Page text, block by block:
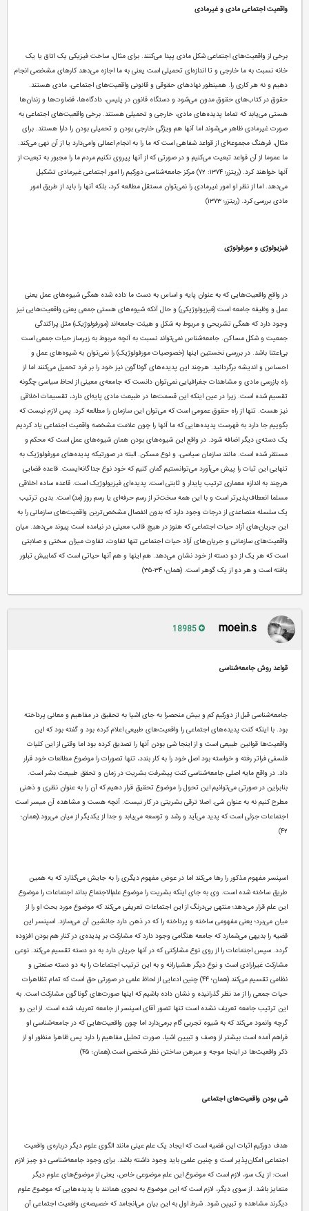
واقعیت اجتماعی مادی و غیرمادی
برخی از واقعیت‌های اجتماعی شکل مادی پیدا می‌کنند. برای مثال، ساخت فیزیکی یک اتاق یا یک
خانه نسبت به ما خارجی و تا اندازه‌ای تحمیلی است یعنی به ما اجازه می‌دهد کارهای مشخصی انجام
دهیم و نه هر کاری را. همینطور نهادهای حقوقی و قانونی واقعیت‌های اجتماعی، مادی هستند.
حقوق در کتاب‌های حقوق مدون می‌شود و دستگاه قانون در پلیس، دادگاه‌ها، قضاوت‌ها و زندان‌ها
هستی می‌یابد که تماما پدیده‌های مادی، خارجی و تحمیلی هستند. برخی واقعیت‌های اجتماعی به
صورت غیرمادی ظاهر می‌شوند اما آنها هم ویژگی خارجی بودن و تحمیلی بودن را دارا هستند. برای
مثال، فرهنگ مجموعه‌ای از قواعد شفاهی است که ما را به انجام اعمالی وامی‌دارد یا از آن نهی می‌کند.
ما عموما از آن قواعد تبعیت می‌کنیم و در صورتی که از آنها پیروی نکنیم مردم ما را مجبور به تبعیت از
آنها خواهند کرد. (ریتزر؛ ۱۳۷۴: ۷۲) مرکز جامعه‌شناسی دورکیم را امور اجتماعی غیرمادی تشکیل
می‌دهد. اما از نظر او امور غیرمادی را نمی‌توان مستقل مطالعه کرد، بلکه آنها را باید از طریق امور
مادی بررسی کرد. (ریتزر؛ ۱۳۷۳)
فیزیولوژی و مورفولوژی
در واقع واقعیت‌هایی که به عنوان پایه و اساس به دست ما داده شده همگی شیوه‌های عمل یعنی
عمل و وظیفه جامعه است (فیزیولوژیکی) و حال آنکه شیوه‌های هستی جمعی یعنی واقعیت‌هایی نیز
وجود دارد که همگی تشریحی و مربوط به شکل و هیئت جامعه‌اند (مورفولوژیک) مثل پراکندگی
جمعیت و شکل مساکن. جامعه‌شناس نمی‌تواند نسبت به آنچه مربوط به زیرساز حیات جمعی است
بی‌اعتنا باشد. در بررسی نخستین اینها (خصوصیات مورفولوژیک) را نمی‌توان به شیوه‌های عمل و
احساس و اندیشه برگردانید. هرچند این پدیده‌های گوناگون نیز خود را بر فرد تحمیل می‌کنند اما از
راه بازرسی مادی و مشاهدات جغرافیایی نمی‌توان دانست که جامعه‌ی معینی از لحاظ سیاسی چگونه
تقسیم شده است. زیرا در عین اینکه این قسمت‌ها در طبیعت مادی پایه‌ای دارد، تقسیمات اخلاقی
نیز هست. تنها از راه حقوق عمومی است که می‌توان این سازمان را مطالعه کرد. پس لازم نیست که
بگوییم جا دارد به فهرست پدیده‌هایی که ما آنها را چون علامت مشخصه واقعیت‌ اجتماعی یاد کردیم
یک دسته‌ی دیگر اضافه شود. در واقع این شیوه‌های بودن همان شیوه‌های عمل است که محکم و
مستقر شده است. مانند سازمان سیاسی، و نوع مسکن. البته در صورتیکه پدید‌ه‌های مورفولوژیک به
تنهایی این ثبات را پیش می‌آورد می‌توانستیم گمان کنیم که خود نوع جداگانه‌ایست. قاعده قضایی
هرچند به اندازه معماری ترتیب پایدار و ثابتی است، پدیده‌ای فیزیولوژیک است. قاعده ساده اخلاقی
مسلما انعطاف‌پذیرتر است و با این همه سخت‌تر از رسم حرفه‌ای یا رسم روز (مد) است. بدین ترتیب
یک سلسله متصاعدی از درجات وجود دارد که بدون انفصال مشخص‌ترین واقعیت‌های سازمانی را به
این جریان‌های آزاد حیات اجتماعی که هنوز در هیچ قالب معینی در نیامده است پیوند می‌دهد. میان
واقعیت‌های سازمانی و جریان‌های آزاد حیات اجتماعی تنها تفاوت، تفاوت میزان سختی و صلابتی
است که هر یک از دو دسته از خود نشان می‌دهد. هم اینها و هم آنها حیاتی است که کمابیش تبلور
یافته است و هر دو از یک گوهر است. (همان؛ ۳۴-۳۵)
moein.s
قواعد روش جامعه‌شناسی
جامعه‌شناسی قبل از دورکیم کم و بیش منحصرا به جای اشیا به تحقیق در مفاهیم و معانی پرداخته
بود. با اینکه کنت پدیده‌های اجتماعی را واقعیت‌های طبیعی اعلام کرده بود و گفته بود که این
واقعیت‌ها قوانین طبیعی است و از اینجا شی بودن آنها را تصدیق کرده بود اما وقتی از این کلیات
فلسفی فراتر رفته و خواسته بود اصل خود را به کار بندد، تنها تصورات را موضوع مطالعات خود قرار
داد. در واقع مایه اصلی جامعه‌شناسی کنت پیشرفت بشریت در زمان و تحقق طبیعت بشر است.
بنابراین در صورتی می‌توانیم این تحول را موضوع تحقیق قرار دهیم که آن را به عنوان نظری و ذهنی
مطرح کنیم نه به عنوان شی. اصلا ترقی بشریتی در کار نیست. آنچه هست و مشاهده آن میسر است
اجتماعات جزئی است که پدید می‌آید و رشد و توسعه می‌یابد و جدا از یکدیگر از میان می‌رود.(همان؛
اسپنسر مفهوم مذکور را رها می‌کند اما در عوض مفهوم دیگری را به جایش می‌گذارد که به همین
طریق ساخته شده است. وی به جای اینکه بشریت را موضوع علم‌الاجتماع بداند اجتماعات را موضوع
این علم قرار می‌دهد؛ منتهی بی‌درنگ از این اجتماعات تعریفی می‌کند که موضوع مورد بحث او را از
میان می‌برد؛ یعنی مفهومی ساخته و پرداخته را که در ذهن دارد جانشین آن می‌سازد. اسپنسر این
قضیه را بدیهی می‌شمارد که جامعه هنگامی وجود دارد که مشارکت بر پدیده‌ی در کنار هم بودن افزوده
گردد. سپس اجتماعات را از روی نوع مشارکتی که در آنها جریان دارد به دو دسته تقسیم می‌کند. نوعی
مشارکت غیرارادی است و نوع دیگر هشیارانه و به این ترتیب اجتماعات را به دو دسته صنعتی و
نظامی تقسیم می‌کند.(همان؛ ۴۴) چنین ادعایی از لحاظ علمی در صورتی حق است که تمام تظاهرات
حیات جمعی را از مد نظر گذرانیده و نشان داده باشیم که اینها صورت‌های گوناگون مشارکت است. به
این ترتیب جامعه تعریف نشده است تنها تصور آقای اسپنسر از جامعه تعریف شده است. از این رو
گرچه وانمود می‌کند که به شیوه تجربی گام بر‌می‌دارد اما چون واقعیت‌هایی که در جامعه‌شناسی او
فراهم آمده است بیشتر از وصف و تبیین اشیا، صورت تحلیل مفاهیم را دارد پس ظاهرا منظور او از
ذکر واقعیت‌ها در اینجا موجه و مبرهن ساختن نظر شخصی است.(همان؛ ۴۵)
شی بودن واقعیت‌های اجتماعی
هدف دورکیم اثبات این قضیه است که ایجاد یک علم عینی مانند الگوی علوم دیگر درباره‌ی واقعیت
اجتماعی امکان‌پذیر است و چنین علمی باید وجود داشته باشد. برای وجود جامعه‌شناسی دو چیز لازم
است: از یک سو، لازم است که موضوع این علم موضوعی خاص، یعنی از موضوع‌های علوم دیگر
متمایز باشد. از سوی دیگر، لازم است که این موضوع به نحوی همانند با پدیده‌هایی که موضوع علوم
دیگرند مشاهده و تبیین شود. شرط اول به این بیان می‌انجامد که خصیصه‌ی واقعیت اجتماعی آن